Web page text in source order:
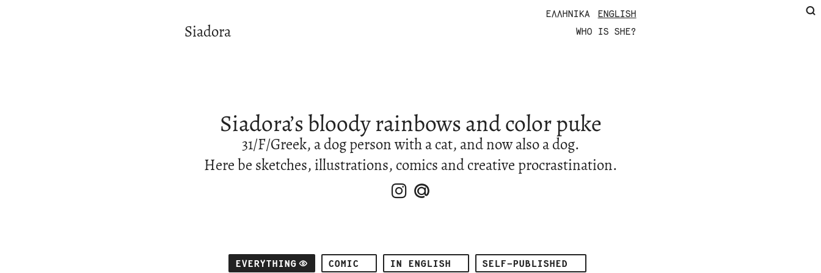
ΕΛΛΗΝΙΚΆ ENGLISH
Siadora WHO IS SHE?
Siadora’s bloody rainbows and color puke
31/F/Greek, a dog person with a cat, and now also a dog.
Here be sketches, illustrations, comics and creative procrastination.
EVERYTHING COMIC IN ENGLISH SELF-PUBLISHED